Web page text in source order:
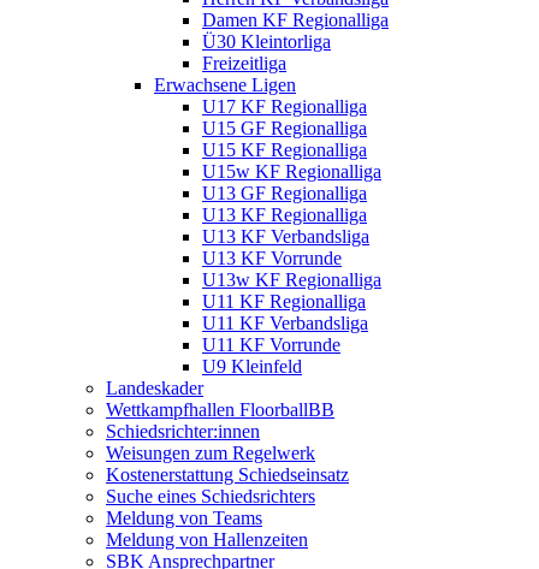
Damen KF Regionalliga
Ü30 Kleintorliga
Freizeitliga
Erwachsene Ligen
U17 KF Regionalliga
U15 GF Regionalliga
U15 KF Regionalliga
U15w KF Regionalliga
U13 GF Regionalliga
U13 KF Regionalliga
U13 KF Verbandsliga
U13 KF Vorrunde
U13w KF Regionalliga
U11 KF Regionalliga
U11 KF Verbandsliga
U11 KF Vorrunde
U9 Kleinfeld
Landeskader
Wettkampfhallen FloorballBB
Schiedsrichter:innen
Weisungen zum Regelwerk
Kostenerstattung Schiedseinsatz
Suche eines Schiedsrichters
Meldung von Teams
Meldung von Hallenzeiten
SBK Ansprechpartner